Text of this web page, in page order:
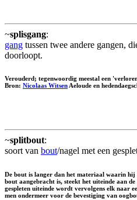
~splisgang:
gang tussen twee andere gangen,
doorloopt.
Verouderd; tegenwoordig meestal een
Bron: Nicolaas WitsenAeloude en
~splitbout:
soort van bout/nagel met een
De bout is langer dan het materiaal waarin
bout aangebracht is, steekt het uiteinde aan
gespleten uiteinde wordt vervolgens elk naar
men ondermeer voor de bevestiging van